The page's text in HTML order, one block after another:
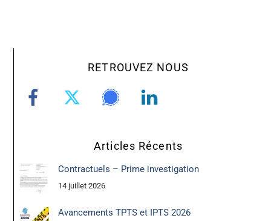
RETROUVEZ NOUS
Articles Récents
Contractuels – Prime investigation
14 juillet 2026
Avancements TPTS et IPTS 2026